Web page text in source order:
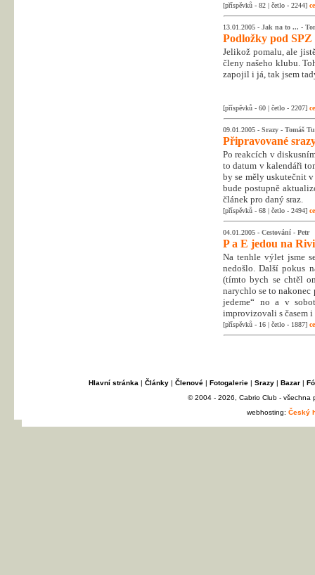
[příspěvků - 82 | četlo - 2244]
13.01.2005 - Jak na to ... -
Podložky pod SPZ
Jelikož pomalu, ale
členy našeho klubu.
zapojil i já, tak jsem
[příspěvků - 60 | četlo - 2207]
09.01.2005 - Srazy - Tomáš
Připravované
Po reakcích v
to datum v kalendáři
by se měly uskutečnit
bude postupně
článek pro daný sraz.
[příspěvků - 68 | četlo - 2494]
04.01.2005 - Cestování - Petr
P a E jedou na
Na tenhle výlet jsme
nedošlo. Další pokus
(tímto bych se chtěl
narychlo se to nakonec
jedeme“ no a v
improvizovali s časem i
[příspěvků - 16 | četlo - 1887]
Hlavní stránka | Články| Členové| Fotogalerie| Srazy| Bazar|
© 2004 - 2026, Cabrio Club - všechna
webhosting: Český